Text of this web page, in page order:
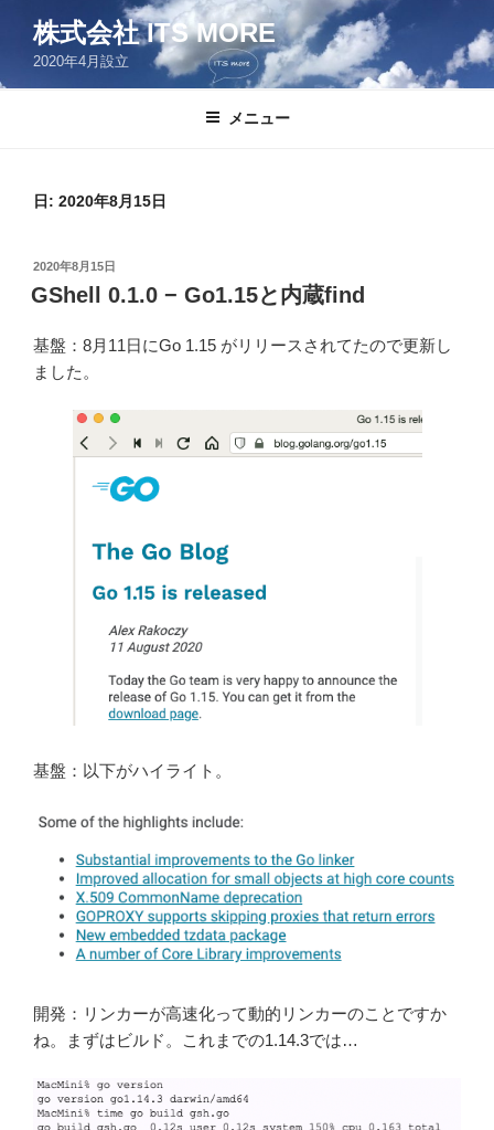
ン
株式会社 ITS MORE
2020年4月設立
メニュー
日: 2020年8月15日
投
稿
日:
2020年8月15日
GShell 0.1.0 − Go1.15と内蔵find
基盤：8月11日にGo 1.15 がリリースされてたので更新し
ました。
基盤：以下がハイライト。
開発：リンカーが高速化って動的リンカーのことですか
ね。まずはビルド。これまでの1.14.3では…